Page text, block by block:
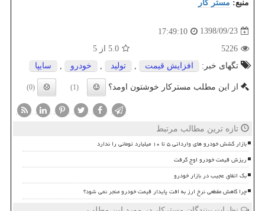
منبع: مستر كار
1398/09/23
17:49:10
5226
5.0 از 5
تگهای خبر:
افزایش قیمت تولید خودرو سایپا
از این مطلب مسترکار خوشتون اومد؟ (1)
(0)
تازه ترین مطالب مرتبط
بازار کشش خودرو های وارداتی ۵ تا ۱۰ میلیارد تومانی را ندارد
ریزش قیمت خودرو اوج گرفت
بک اتفاق عجیب در بازار خودرو
چرا کاهش مقطعی نرخ ارز به افت پایدار قیمت خودرو منجر نمی شود؟